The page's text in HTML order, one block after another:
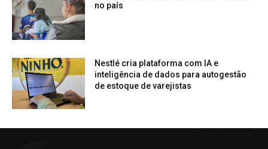
no país
Nestlé cria plataforma com IA e
inteligência de dados para autogestão
de estoque de varejistas